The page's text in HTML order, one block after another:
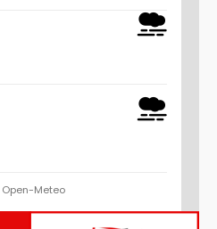
Open-Meteo